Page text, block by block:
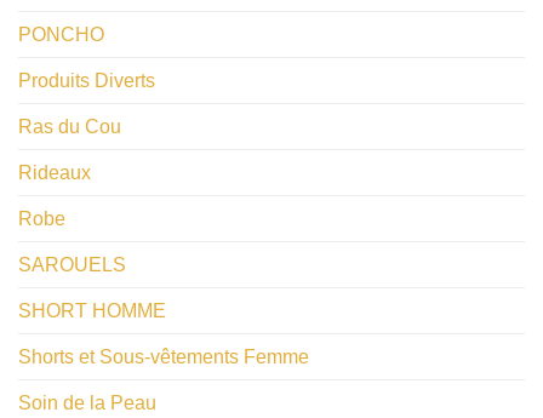
PONCHO
Produits Diverts
Ras du Cou
Rideaux
Robe
SAROUELS
SHORT HOMME
Shorts et Sous-vêtements Femme
Soin de la Peau